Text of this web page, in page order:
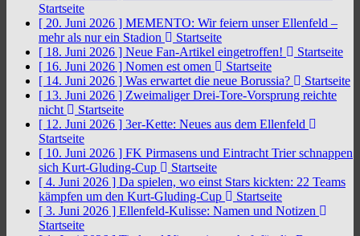
Startseite
[ 20. Juni 2026 ] MEMENTO: Wir feiern unser Ellenfeld –
mehr als nur ein Stadion
Startseite
[ 18. Juni 2026 ] Neue Fan-Artikel eingetroffen!
Startseite
[ 16. Juni 2026 ] Nomen est omen
Startseite
[ 14. Juni 2026 ] Was erwartet die neue Borussia?
Startseite
[ 13. Juni 2026 ] Zweimaliger Drei-Tore-Vorsprung reichte
nicht
Startseite
[ 12. Juni 2026 ] 3er-Kette: Neues aus dem Ellenfeld
Startseite
[ 10. Juni 2026 ] FK Pirmasens und Eintracht Trier schnappen
sich Kurt-Gluding-Cup
Startseite
[ 4. Juni 2026 ] Da spielen, wo einst Stars kickten: 22 Teams
kämpfen um den Kurt-Gluding-Cup
Startseite
[ 3. Juni 2026 ] Ellenfeld-Kulisse: Namen und Notizen
Startseite